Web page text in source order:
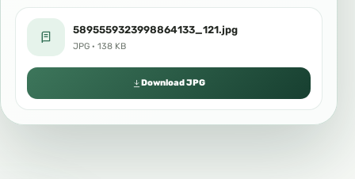
5895559323998864133_121.jpg
JPG · 138 KB
Download JPG